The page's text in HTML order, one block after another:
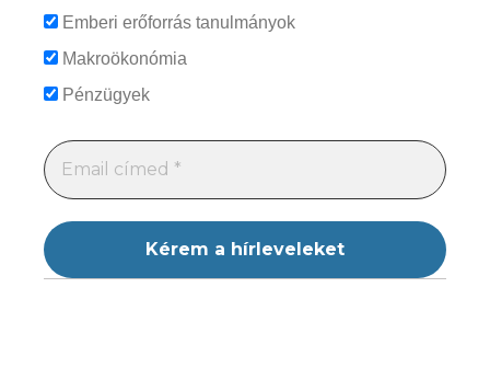
Emberi erőforrás tanulmányok
Makroökonómia
Pénzügyek